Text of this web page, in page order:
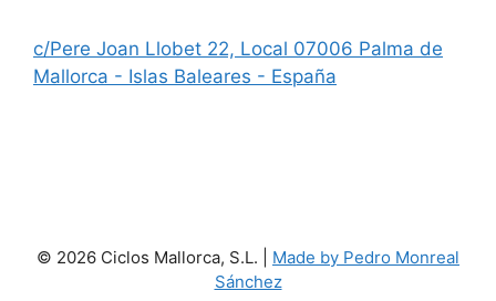
c/Pere Joan Llobet 22, Local 07006 Palma de
Mallorca - Islas Baleares - España
© 2026 Ciclos Mallorca, S.L. | Made by Pedro Monreal
Sánchez